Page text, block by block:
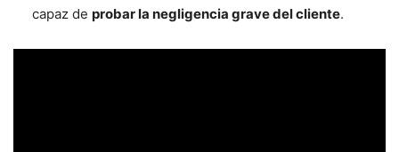
capaz de probar la negligencia grave del cliente.